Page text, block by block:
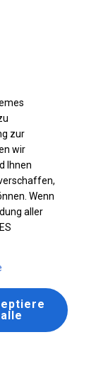
zur
wir
Ihnen
Wenn
aller
alle